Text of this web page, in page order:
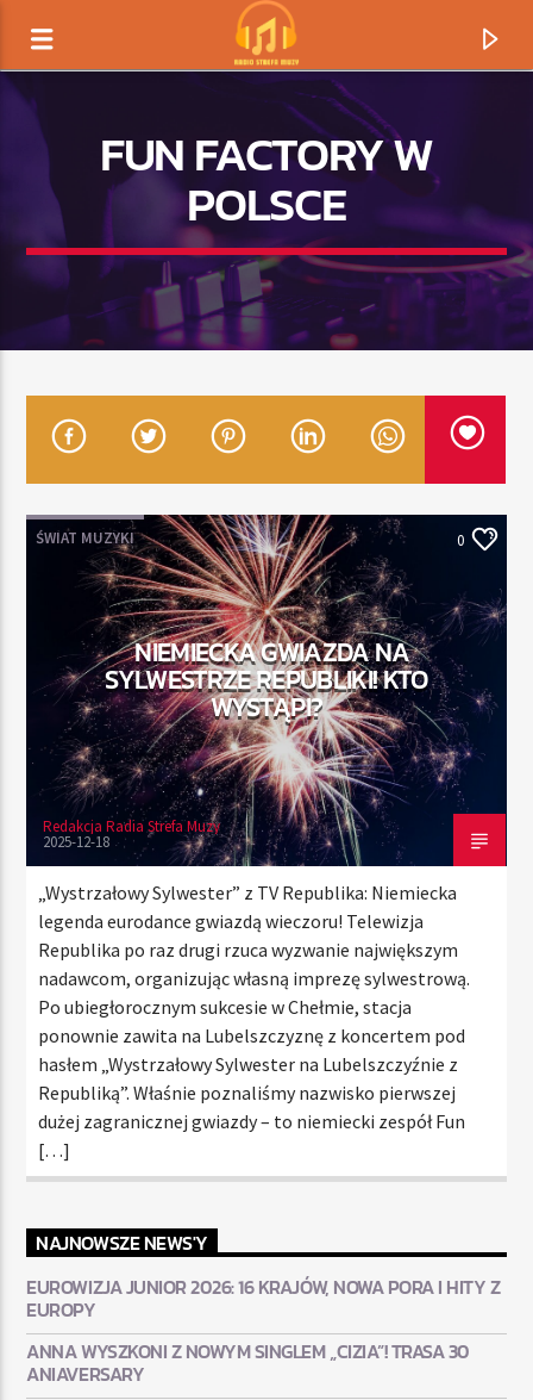
TERAZ GRAMY
TYTUŁ
ARTYSTA
RADIO STREFA MUZY
00:00 24:00
Radio Strefa Muzy
FUN FACTORY W
POLSCE
ŚWIAT MUZYKI 0
NIEMIECKA GWIAZDA NA
SYLWESTRZE REPUBLIKI! KTO
WYSTĄPI?
Redakcja Radia Strefa Muzy
2025-12-18
„Wystrzałowy Sylwester” z TV Republika: Niemiecka
legenda eurodance gwiazdą wieczoru! Telewizja
Republika po raz drugi rzuca wyzwanie największym
nadawcom, organizując własną imprezę sylwestrową.
Po ubiegłorocznym sukcesie w Chełmie, stacja
ponownie zawita na Lubelszczyznę z koncertem pod
hasłem „Wystrzałowy Sylwester na Lubelszczyźnie z
Republiką”. Właśnie poznaliśmy nazwisko pierwszej
dużej zagranicznej gwiazdy – to niemiecki zespół Fun
[…]
NAJNOWSZE NEWS'Y
EUROWIZJA JUNIOR 2026: 16 KRAJÓW, NOWA PORA I HITY Z
EUROPY
ANNA WYSZKONI Z NOWYM SINGLEM „CIZIA”! TRASA 30
ANIAVERSARY